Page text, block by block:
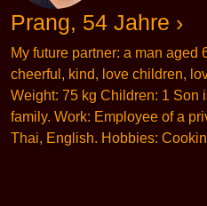
Prang, 54 Jahre ›
My future partner: a man aged
cheerful, kind, love children,
Weight: 75 kg Children: 1 Son
family. Work: Employee of a
Thai, English. Hobbies: